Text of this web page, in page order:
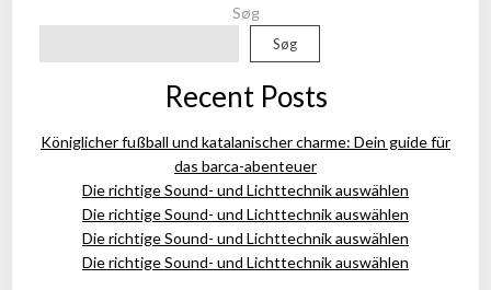
Søg
Søg
Recent Posts
Königlicher fußball und katalanischer charme: Dein guide für
das barca-abenteuer
Die richtige Sound- und Lichttechnik auswählen
Die richtige Sound- und Lichttechnik auswählen
Die richtige Sound- und Lichttechnik auswählen
Die richtige Sound- und Lichttechnik auswählen